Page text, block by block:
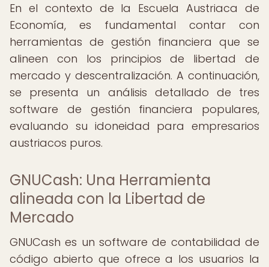
En el contexto de la Escuela Austriaca de
Economía, es fundamental contar con
herramientas de gestión financiera que se
alineen con los principios de libertad de
mercado y descentralización. A continuación,
se presenta un análisis detallado de tres
software de gestión financiera populares,
evaluando su idoneidad para empresarios
austriacos puros.
GNUCash: Una Herramienta
alineada con la Libertad de
Mercado
GNUCash es un software de contabilidad de
código abierto que ofrece a los usuarios la